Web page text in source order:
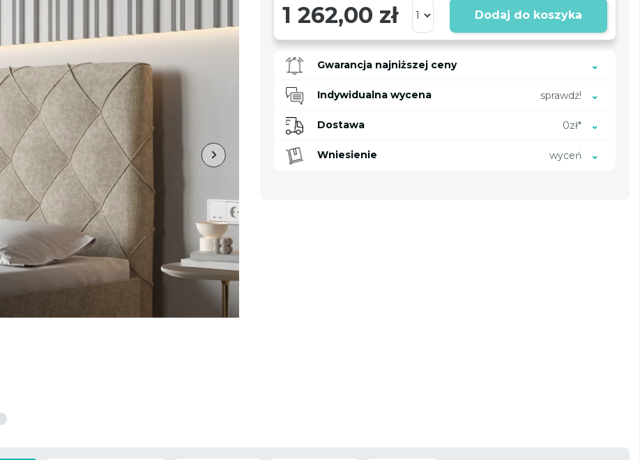
1 262,00 zł Dodaj do koszyka
Gwarancja najniższej ceny
Indywidualna wycena sprawdź!
Dostawa 0zł*
Wniesienie wyceń